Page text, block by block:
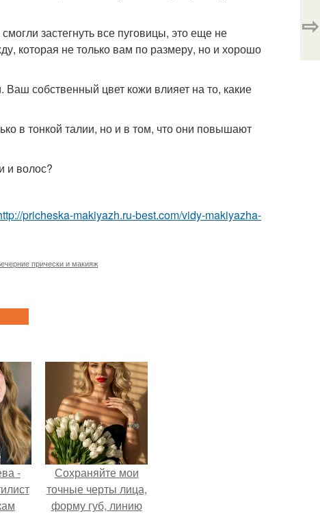
застегнуть все пуговицы, это еще не
которая не только вам по размеру, но и хорошо
собственный цвет кожи влияет на то, какие
в тонкой талии, но и в том, что они повышают
и волос?
pricheska-makiyazh.ru-best.com/vidy-makiyazha-
прически и макияж
⇨
-
Сохраняйте мои
точные черты лица,
форму губ, линию